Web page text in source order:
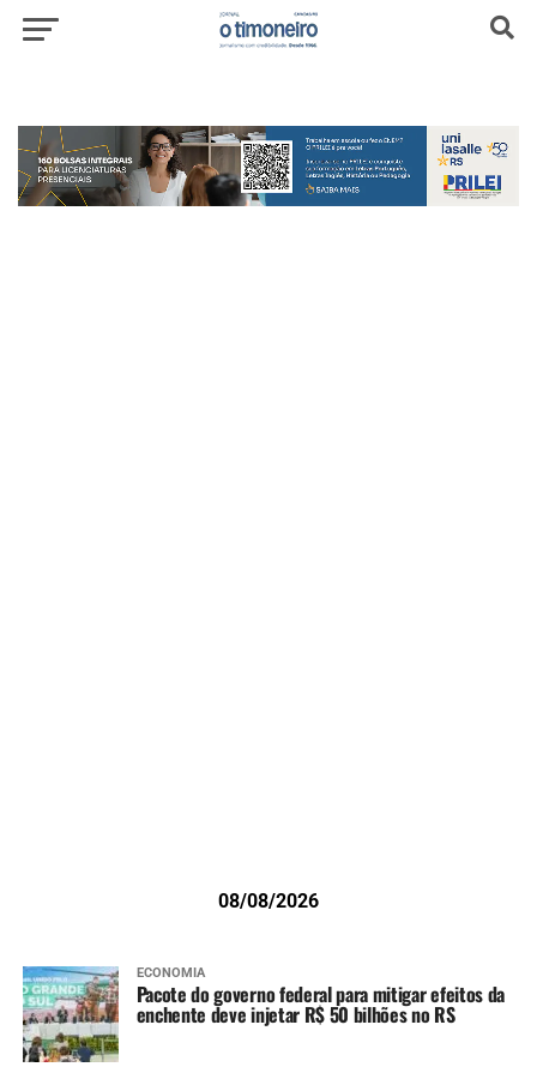
08/08/2026
ECONOMIA
Pacote do governo federal para mitigar efeitos da
enchente deve injetar R$ 50 bilhões no RS